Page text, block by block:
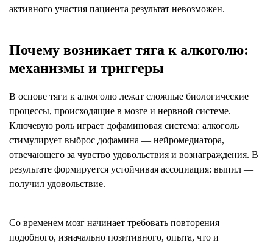
активного участия пациента результат невозможен.
Почему возникает тяга к алкоголю:
механизмы и триггеры
В основе тяги к алкоголю лежат сложные биологические
процессы, происходящие в мозге и нервной системе.
Ключевую роль играет дофаминовая система: алкоголь
стимулирует выброс дофамина — нейромедиатора,
отвечающего за чувство удовольствия и вознаграждения. В
результате формируется устойчивая ассоциация: выпил —
получил удовольствие.
Со временем мозг начинает требовать повторения
подобного, изначально позитивного, опыта, что и